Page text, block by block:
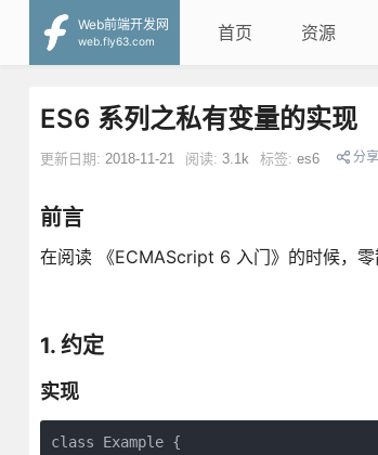
Web前端开发网
web.fly63.com
首页 资源
ES6 系列之私有变量的实现
更新日期: 2018-11-21 阅读: 3.1k 标签: es6 分享
前言
在阅读 《ECMAScript 6 入门》的时候，零
1. 约定
实现
class Example {